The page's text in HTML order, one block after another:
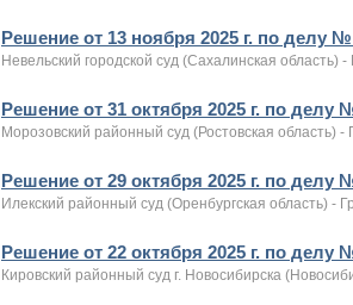
Решение от 13 ноября 2025 г. по делу №
Невельский городской суд (Сахалинская область) -
Решение от 31 октября 2025 г. по делу
Морозовский районный суд (Ростовская область) -
Решение от 29 октября 2025 г. по делу
Илекский районный суд (Оренбургская область) -
Решение от 22 октября 2025 г. по делу
Кировский районный суд г. Новосибирска